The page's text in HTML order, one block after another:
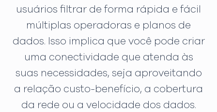
usuários filtrar de forma rápida e fácil
múltiplas operadoras e planos de
dados. Isso implica que você pode criar
uma conectividade que atenda às
suas necessidades, seja aproveitando
a relação custo-benefício, a cobertura
da rede ou a velocidade dos dados.